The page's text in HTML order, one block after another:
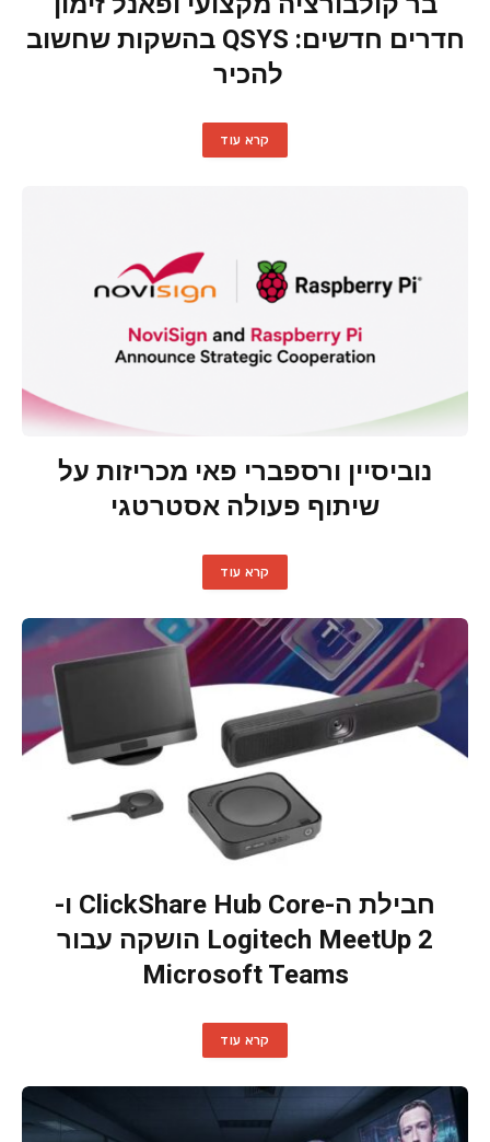
חדרים חדשים: QSYS בהשקות שחשוב
להכיר
קרא עוד
נוביסיין ורספברי פאי מכריזות על
שיתוף פעולה אסטרטגי
קרא עוד
חבילת ה-ClickShare Hub Core ו-
Logitech MeetUp 2 הושקה עבור
Microsoft Teams
קרא עוד